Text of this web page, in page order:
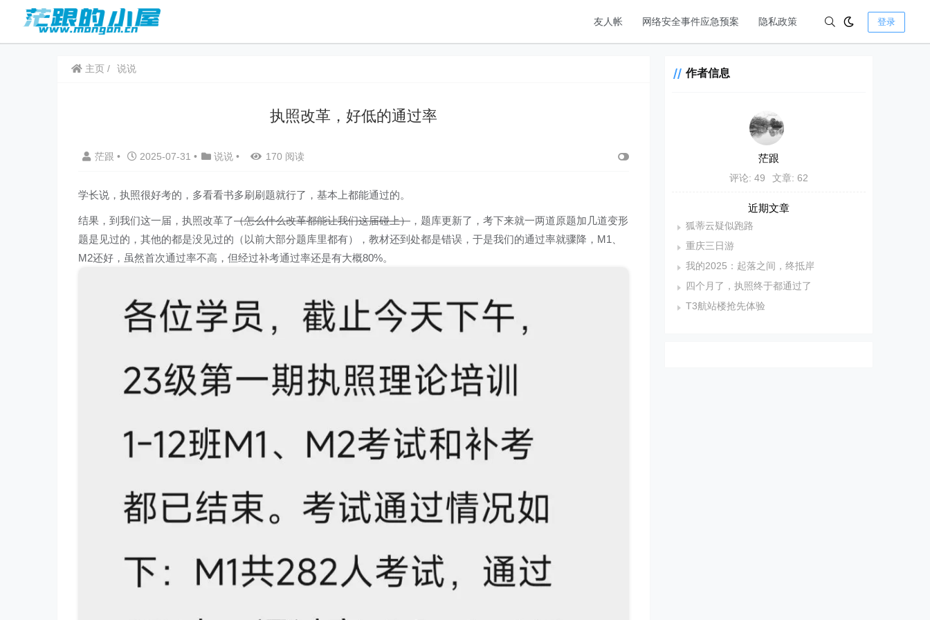
友人帐 网络安全事件应急预案 隐私政策 登录
主页 说说
执照改革，好低的通过率
茫跟 • 2025-07-31 • 说说 • 170 阅读
学长说，执照很好考的，多看看书多刷刷题就行了，基本上都能通过的。
结果，到我们这一届，执照改革了（怎么什么改革都能让我们这届碰上） ，题库更新了，考下来就一两道原题加几道变形
题是见过的，其他的都是没见过的（以前大部分题库里都有），教材还到处都是错误，于是我们的通过率就骤降，M1、
M2还好，虽然首次通过率不高，但经过补考通过率还是有大概80%。
作者信息
茫跟
评论: 49 文章: 62
近期文章
狐蒂云疑似跑路
重庆三日游
我的2025：起落之间，终抵岸
四个月了，执照终于都通过了
T3航站楼抢先体验